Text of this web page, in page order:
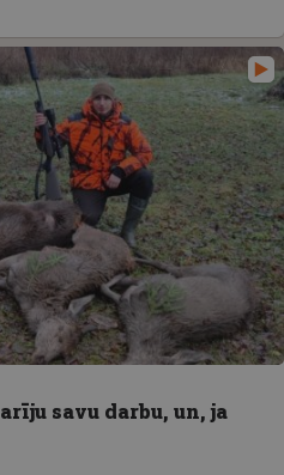
savu darbu, un, ja